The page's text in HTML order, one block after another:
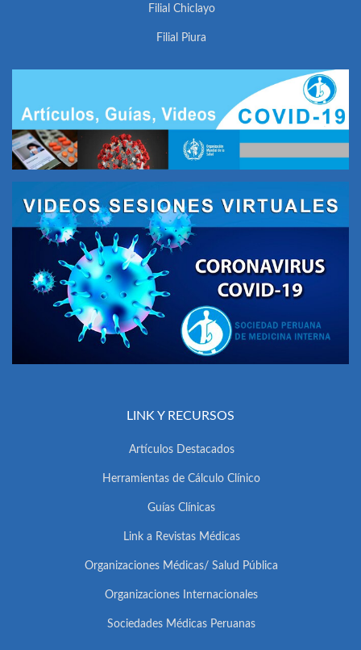
Filial Chiclayo
Filial Piura
LINK Y RECURSOS
Artículos Destacados
Herramientas de Cálculo Clínico
Guías Clínicas
Link a Revistas Médicas
Organizaciones Médicas/ Salud Pública
Organizaciones Internacionales
Sociedades Médicas Peruanas